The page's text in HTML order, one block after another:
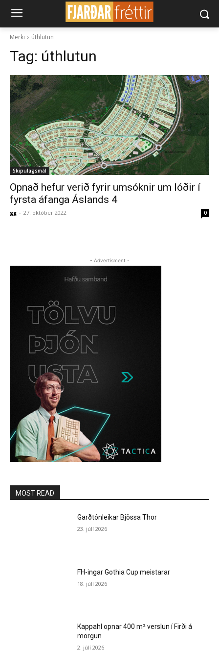
Merki úthlutun
Tag: úthlutun
Skipulagsmál
Opnað hefur verið fyrir umsóknir um lóðir í
fyrsta áfanga Áslands 4
gg - 27. október 2022 0
- Advertisment -
MOST READ
Garðtónleikar Bjössa Thor
23. júlí 2026
FH-ingar Gothia Cup meistarar
18. júlí 2026
Kappahl opnar 400 m² verslun í Firði á
morgun
2. júlí 2026